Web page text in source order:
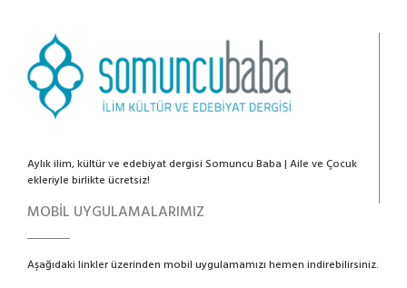
Aylık ilim, kültür ve edebiyat dergisi Somuncu Baba | Aile ve Çocuk
ekleriyle birlikte ücretsiz!
MOBİL UYGULAMALARIMIZ
Aşağıdaki linkler üzerinden mobil uygulamamızı hemen indirebilirsiniz.